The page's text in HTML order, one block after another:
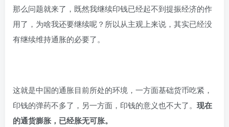
那么问题就来了，既然我继续印钱已经起不到提振经济的作
用了，为啥我还要继续呢？所以从主观上来说，其实已经没
有继续维持通胀的必要了。
这就是中国的通胀目前所处的环境，一方面基础货币吃紧，
印钱的弹药不多了，另一方面，印钱的意义也不大了。 现在
的通货膨胀，已经胀无可胀。